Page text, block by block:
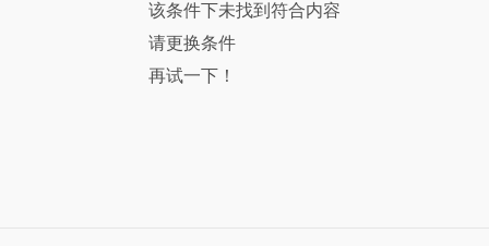
该条件下未找到符合内容
请更换条件
再试一下！